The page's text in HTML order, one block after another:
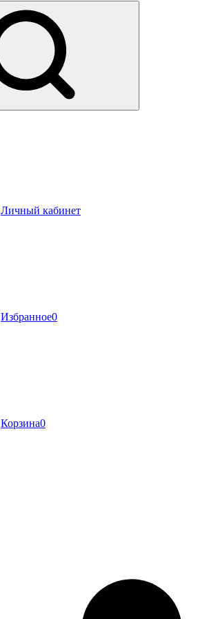
Личный кабинет
Избранное0
Корзина0